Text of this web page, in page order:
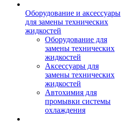
Оборудование и аксессуары
для замены технических
жидкостей
Оборудование для
замены технических
жидкостей
Аксессуары для
замены технических
жидкостей
Автохимия для
промывки системы
охлаждения